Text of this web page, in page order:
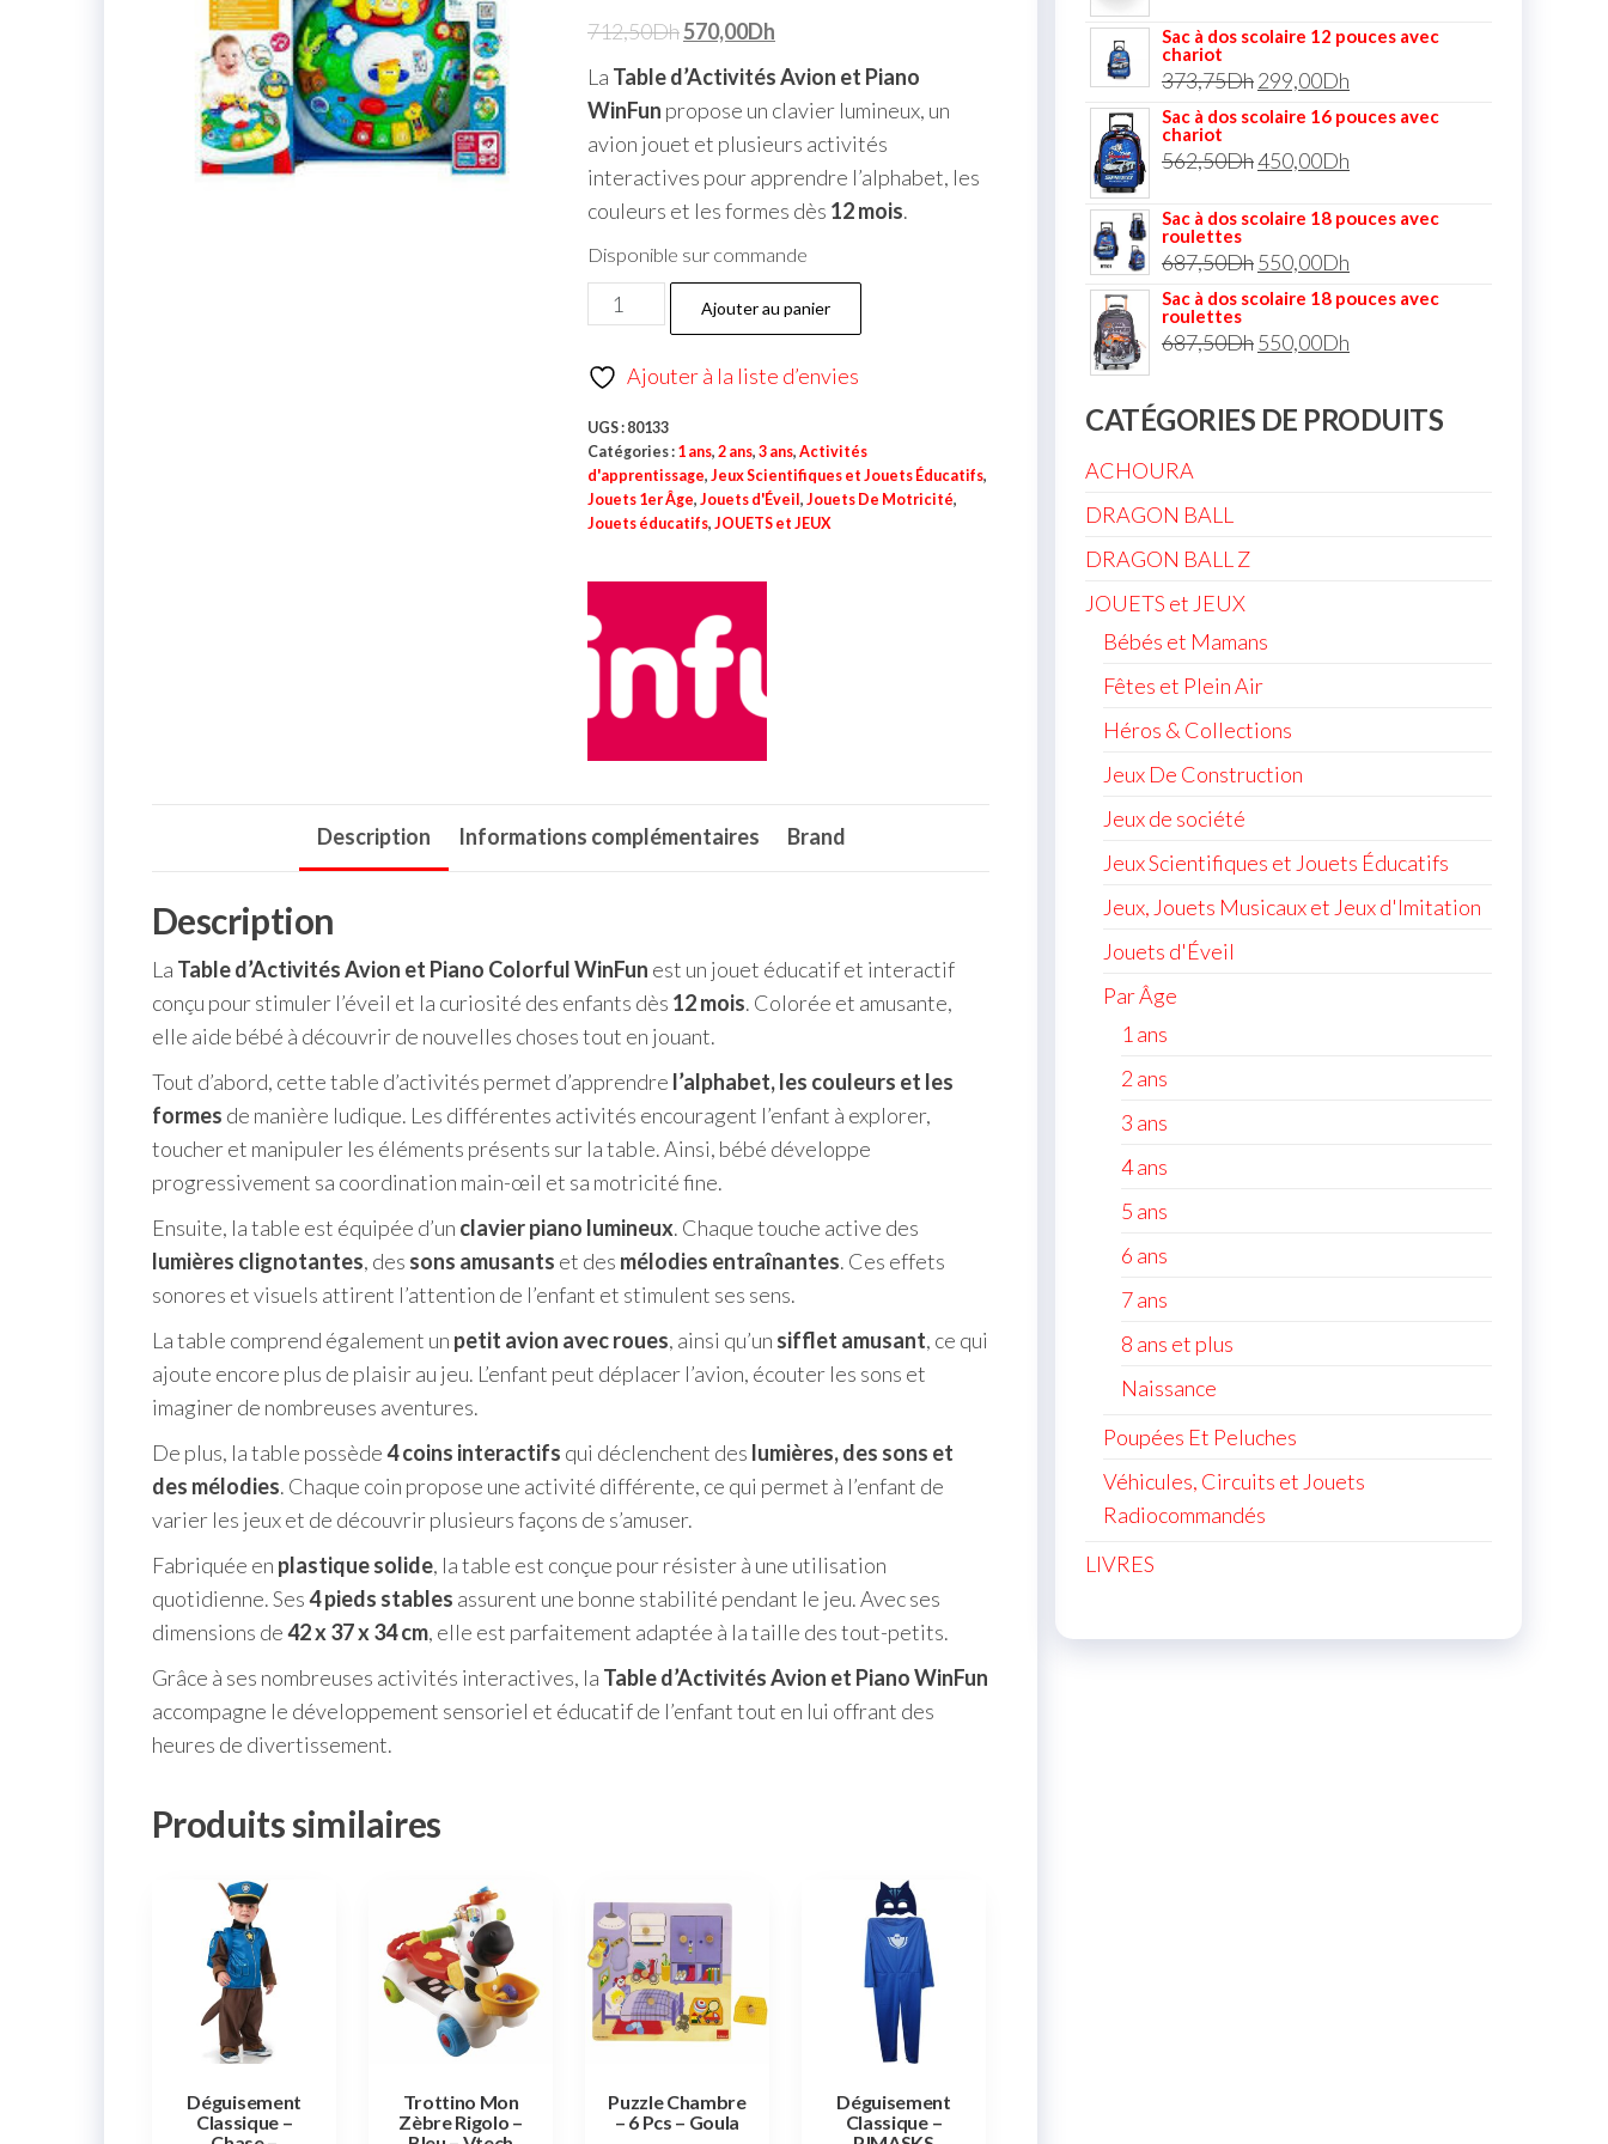
712,50Dh570,00Dh
La Table d’Activités Avion et Piano
WinFun propose un clavier lumineux, un
avion jouet et plusieurs activités
interactives pour apprendre l’alphabet, les
couleurs et les formes dès 12 mois.
Disponible sur commande
Ajouter au panier
Ajouter à la liste d’envies
UGS : 80133
Catégories : 1 ans, 2 ans, 3 ans, Activités
d'apprentissage, Jeux Scientifiques et Jouets Éducatifs,
Jouets 1er Âge, Jouets d'Éveil , Jouets De Motricité,
Jouets éducatifs, JOUETS et JEUX
Description Informations complémentaires Brand
Description
La Table d’Activités Avion et Piano Colorful WinFun est un jouet éducatif et interactif
conçu pour stimuler l’éveil et la curiosité des enfants dès 12 mois. Colorée et amusante,
elle aide bébé à découvrir de nouvelles choses tout en jouant.
Tout d’abord, cette table d’activités permet d’apprendre l’alphabet, les couleurs et les
formes de manière ludique. Les différentes activités encouragent l’enfant à explorer,
toucher et manipuler les éléments présents sur la table. Ainsi, bébé développe
progressivement sa coordination main-œil et sa motricité fine.
Ensuite, la table est équipée d’un clavier piano lumineux. Chaque touche active des
lumières clignotantes, des sons amusants et des mélodies entraînantes. Ces effets
sonores et visuels attirent l’attention de l’enfant et stimulent ses sens.
La table comprend également un petit avion avec roues, ainsi qu’un sifflet amusant, ce qui
ajoute encore plus de plaisir au jeu. L’enfant peut déplacer l’avion, écouter les sons et
imaginer de nombreuses aventures.
De plus, la table possède4 coins interactifs qui déclenchent des lumières, des sons et
des mélodies. Chaque coin propose une activité différente, ce qui permet à l’enfant de
varier les jeux et de découvrir plusieurs façons de s’amuser.
Fabriquée en plastique solide, la table est conçue pour résister à une utilisation
quotidienne. Ses4 pieds stables assurent une bonne stabilité pendant le jeu. Avec ses
dimensions de42 x 37 x 34 cm, elle est parfaitement adaptée à la taille des tout-petits.
Grâce à ses nombreuses activités interactives, la Table d’Activités Avion et Piano WinFun
accompagne le développement sensoriel et éducatif de l’enfant tout en lui offrant des
heures de divertissement.
Produits similaires
Déguisement
Classique –
Trottino Mon
Zèbre Rigolo –
Puzzle Chambre
– 6 Pcs – Goula
Déguisement
Classique –
Sac à dos scolaire 12 pouces avec
chariot
373,75Dh299,00Dh
Sac à dos scolaire 16 pouces avec
chariot
562,50Dh450,00Dh
Sac à dos scolaire 18 pouces avec
roulettes
687,50Dh550,00Dh
Sac à dos scolaire 18 pouces avec
roulettes
687,50Dh550,00Dh
CATÉGORIES DE PRODUITS
ACHOURA
DRAGON BALL
DRAGON BALL Z
JOUETS et JEUX
Bébés et Mamans
Fêtes et Plein Air
Héros & Collections
Jeux De Construction
Jeux de société
Jeux Scientifiques et Jouets Éducatifs
Jeux, Jouets Musicaux et Jeux d'Imitation
Jouets d'Éveil
Par Âge
1 ans
2 ans
3 ans
4 ans
5 ans
6 ans
7 ans
8 ans et plus
Naissance
Poupées Et Peluches
Véhicules, Circuits et Jouets
Radiocommandés
LIVRES